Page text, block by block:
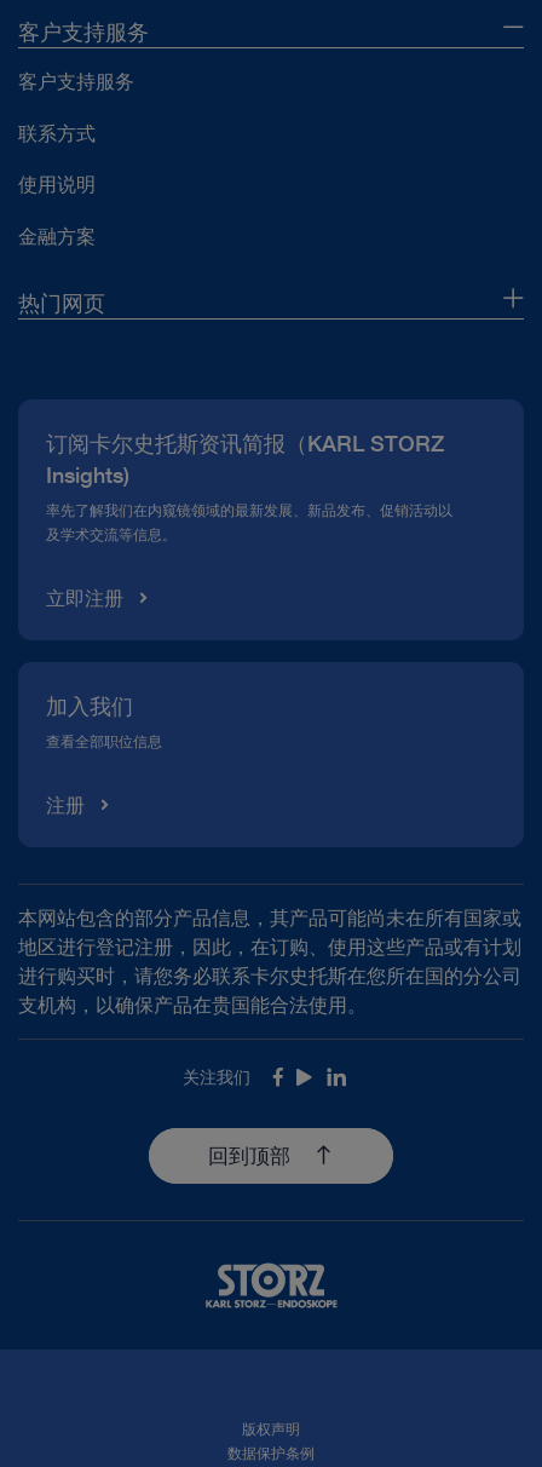
客户支持服务
客户支持服务
联系方式
使用说明
金融方案
热门网页
合规热线
资料下载
订阅卡尔史托斯资讯简报（KARL STORZ
Insights)
率先了解我们在内窥镜领域的最新发展、新品发布、促销活动以
及学术交流等信息。
立即注册
加入我们
查看全部职位信息
注册
本网站包含的部分产品信息，其产品可能尚未在所有国家或
地区进行登记注册，因此，在订购、使用这些产品或有计划
进行购买时，请您务必联系卡尔史托斯在您所在国的分公司
支机构，以确保产品在贵国能合法使用。
关注我们 Facebook
YoutubeLinkedIn
回到顶部
版权声明
数据保护条例